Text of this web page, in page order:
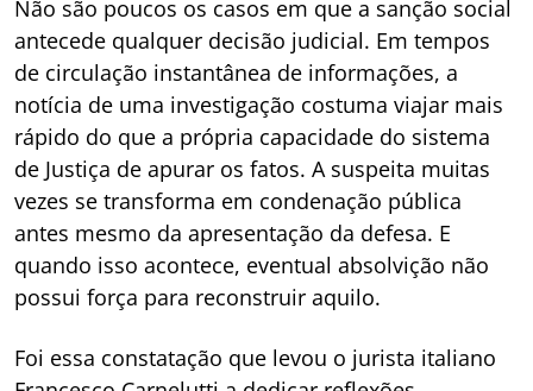
Não são poucos os casos em que a sanção social
antecede qualquer decisão judicial. Em tempos
de circulação instantânea de informações, a
notícia de uma investigação costuma viajar mais
rápido do que a própria capacidade do sistema
de Justiça de apurar os fatos. A suspeita muitas
vezes se transforma em condenação pública
antes mesmo da apresentação da defesa. E
quando isso acontece, eventual absolvição não
possui força para reconstruir aquilo.
Foi essa constatação que levou o jurista italiano